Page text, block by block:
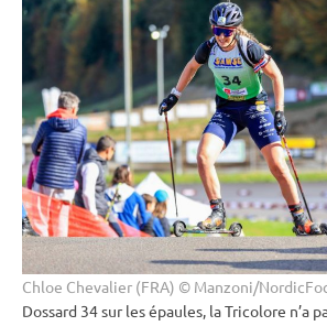
Chloe Chevalier (FRA) © Manzoni/
Dossard 34 sur les épaules, la Tricolore n’a